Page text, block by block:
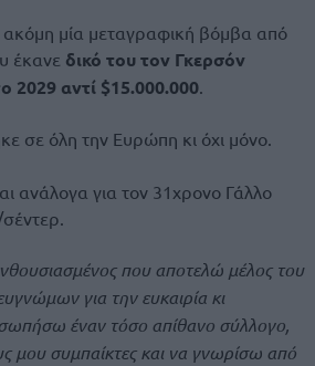
μία μεταγραφική βόμβα από
έκανε δικό του τον Γκερσόν
2029 αντί $15.000.000.
σε όλη την Ευρώπη κι όχι μόνο.
ανάλογα για τον 31χρονο Γάλλο
που αποτελώ μέλος του
για την ευκαιρία κι
έναν τόσο απίθανο σύλλογο,
μου συμπαίκτες και να γνωρίσω από